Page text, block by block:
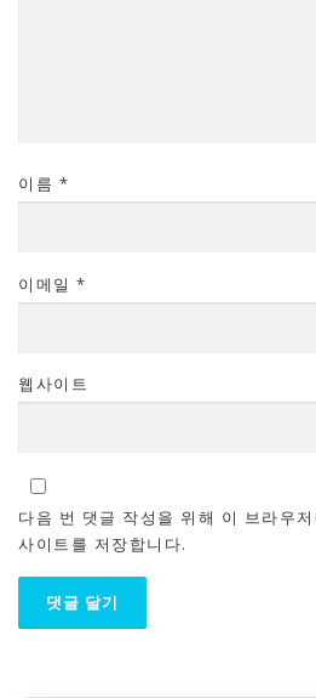
이름 *
이메일 *
웹사이트
다음 번 댓글 작성을 위해 이 브라우
사이트를 저장합니다.